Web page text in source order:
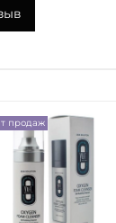
продаж